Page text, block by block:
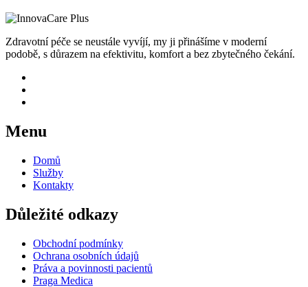
Zdravotní péče se neustále vyvíjí, my ji přinášíme v moderní
podobě, s důrazem na efektivitu, komfort a bez zbytečného čekání.
Menu
Domů
Služby
Kontakty
Důležité odkazy
Obchodní podmínky
Ochrana osobních údajů
Práva a povinnosti pacientů
Praga Medica